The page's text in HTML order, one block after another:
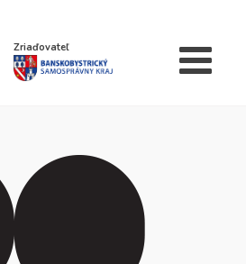
Zriaďovateľ